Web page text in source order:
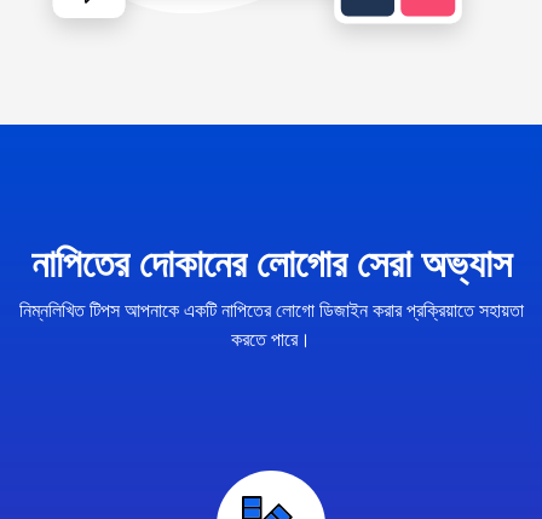
নাপিতের দোকানের লোগোর সেরা অভ্যাস
নিম্নলিখিত টিপস আপনাকে একটি নাপিতের লোগো ডিজাইন করার প্রক্রিয়াতে সহায়তা
করতে পারে।